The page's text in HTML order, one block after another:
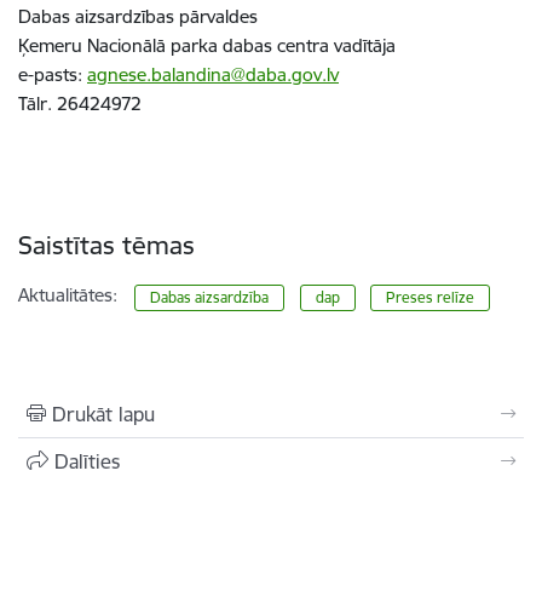
Dabas aizsardzības pārvaldes
Ķemeru Nacionālā parka dabas centra vadītāja
e-pasts: agnese.balandina@daba.gov.lv
Tālr. 26424972
Saistītas tēmas
Aktualitātes: Dabas aizsardzība dap Preses relīze
Drukāt lapu
Dalīties